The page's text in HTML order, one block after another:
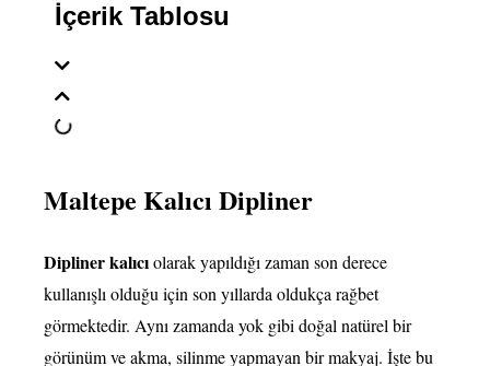
İçerik Tablosu
Maltepe Kalıcı Dipliner
Dipliner kalıcıolarak yapıldığı zaman son derece
kullanışlı olduğu için son yıllarda oldukça rağbet
görmektedir. Aynı zamanda yok gibi doğal natürel bir
görünüm ve akma, silinme yapmayan bir makyaj. İşte bu